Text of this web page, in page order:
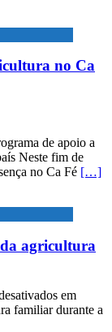
no Ca
de apoio a
Neste fim de
no Ca Fé […]
agricultura
em
familiar durante a